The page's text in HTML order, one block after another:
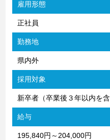
雇用形態
正社員
勤務地
県内外
採用対象
新卒者（卒業後３年以内を含
給与
195,840円～204,000円